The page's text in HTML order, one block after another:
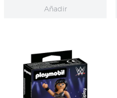
Añadir